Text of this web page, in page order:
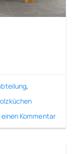
,
Kommentar